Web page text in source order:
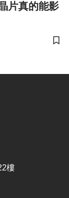
片真的能影
儲
樓